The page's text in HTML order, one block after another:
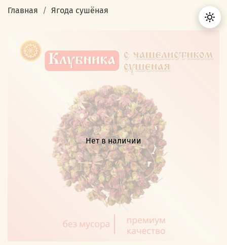
Главная Ягода сушёная
Нет в наличии